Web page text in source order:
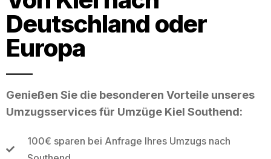
Deutschland oder
Europa
Genießen Sie die besonderen Vorteile unseres
Umzugsservices für Umzüge Kiel Southend:
100€ sparen bei Anfrage Ihres Umzugs nach